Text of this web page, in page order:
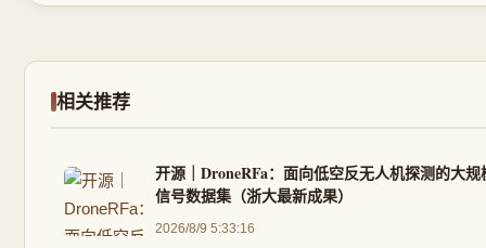
相关推荐
开源｜DroneRFa：面向低空反无人机探测的大规
信号数据集（浙大最新成果）
2026/8/9 5:33:16